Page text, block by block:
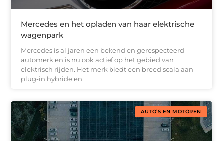
Mercedes en het opladen van haar elektrische
wagenpark
Mercedes is al jaren een bekend en gerespecteerd
automerk en is nu ook actief op het gebied van
elektrisch rijden. Het merk biedt een breed scala aan
plug-in hybride en
AUTO’S EN MOTOREN